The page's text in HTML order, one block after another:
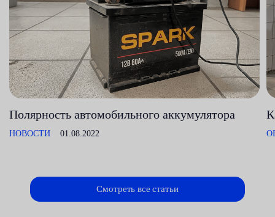
Полярность автомобильного аккумулятора
НОВОСТИ 01.08.2022
Смотреть все статьи